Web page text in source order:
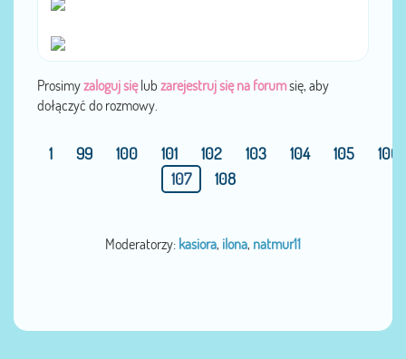
Prosimyzaloguj sięlub zarejestruj się na forumsię, aby
dołączyć do rozmowy.
1 99 100 101 102 103 104 105
106
107
108
Moderatorzy: kasiora, ilona, natmur11